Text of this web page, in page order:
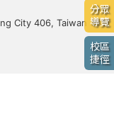
分眾
導覽
校區
捷徑
City 406, Taiwan